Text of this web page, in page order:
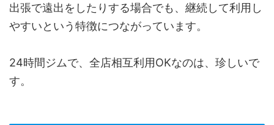
出張で遠出をしたりする場合でも、継続して利用し
やすいという特徴につながっています。
24時間ジムで、全店相互利用OKなのは、珍しいで
す。